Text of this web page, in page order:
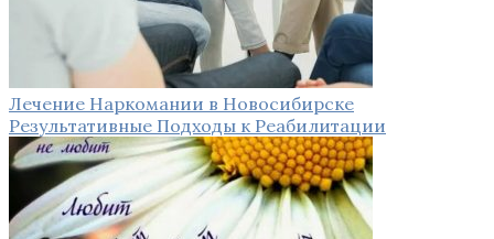
Лечение Наркомании в Новосибирске
Результативные Подходы к Реабилитации